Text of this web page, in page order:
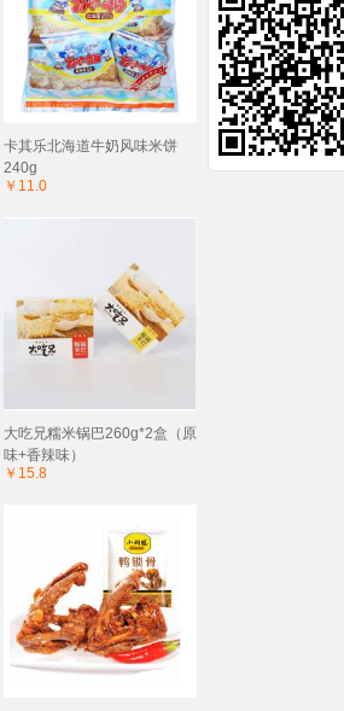
卡其乐北海道牛奶风味米饼
240g
￥11.0
大吃兄糯米锅巴260g*2盒（原
味+香辣味）
￥15.8